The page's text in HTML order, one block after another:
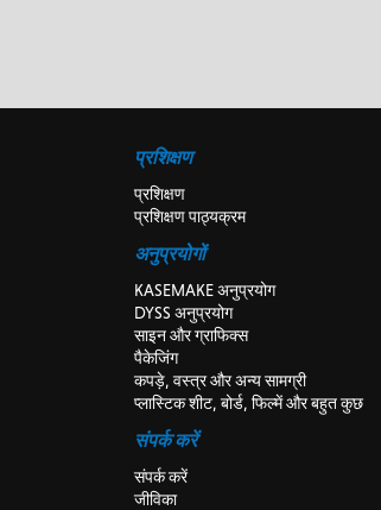
प्रशिक्षण
प्रशिक्षण
प्रशिक्षण पाठ्यक्रम
अनुप्रयोगों
KASEMAKE अनुप्रयोग
DYSS अनुप्रयोग
साइन और ग्राफिक्स
पैकेजिंग
कपड़े, वस्त्र और अन्य सामग्री
प्लास्टिक शीट, बोर्ड, फिल्में और बहुत कुछ
संपर्क करें
संपर्क करें
जीविका